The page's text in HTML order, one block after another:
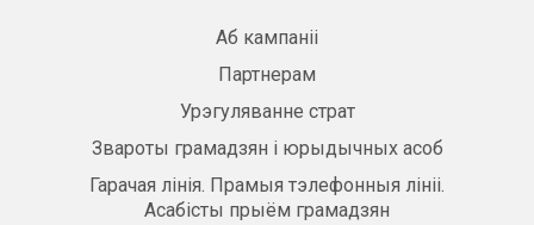
Аб кампаніі
Партнерам
Урэгуляванне страт
Звароты грамадзян і юрыдычных асоб
Гарачая лінія. Прамыя тэлефонныя лініі.
Асабісты прыём грамадзян